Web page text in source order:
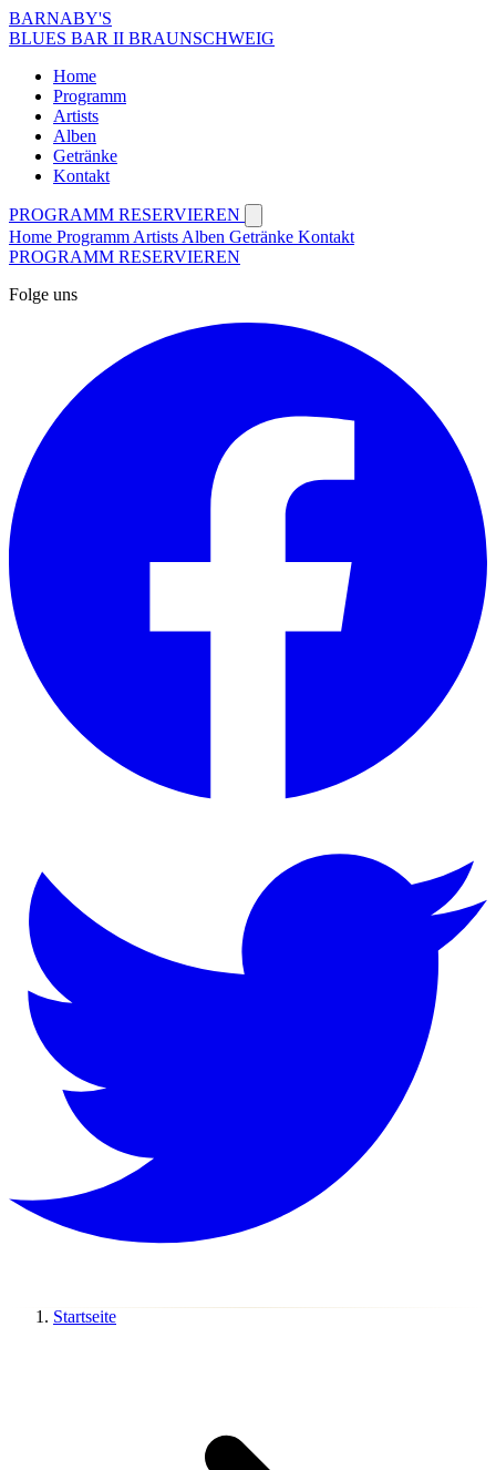
BARNABY'S
BLUES BAR II BRAUNSCHWEIG
Home
Programm
Artists
Alben
Getränke
Kontakt
PROGRAMM RESERVIEREN
Home Programm Artists Alben Getränke Kontakt
PROGRAMM RESERVIEREN
Folge uns
Startseite